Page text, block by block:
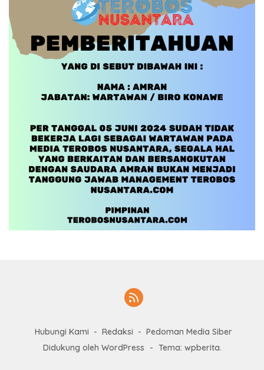
Hubungi Kami Redaksi
Pedoman Media Siber
Didukung oleh WordPress
- Tema: wpberita.